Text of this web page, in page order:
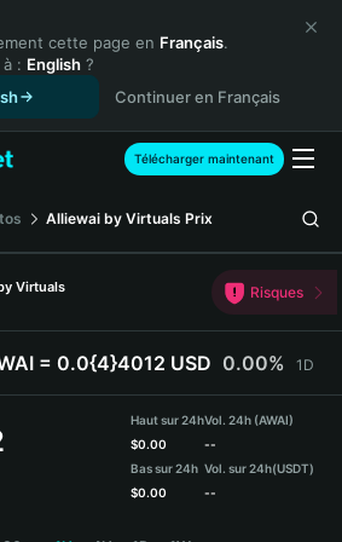
cette page en Français.
: English ?
Continuer en Français
Télécharger maintenant
Alliewai by Virtuals Prix
Virtuals
Risques
= 0.0{4}4012 USD 0.00% 1D
Haut sur 24h
$0.00
Bas sur 24h
$0.00
Vol. 24h (AWAI)
--
Vol. sur 24h(USDT)
--